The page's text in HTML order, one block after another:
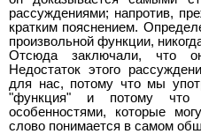
рассуждениями; напротив,
кратким пояснением.
произвольной функции,
Отсюда заключали, что
Недостаток этого
для нас, потому что мы
"функция" и потому
особенностями, которые
слово понимается в самом